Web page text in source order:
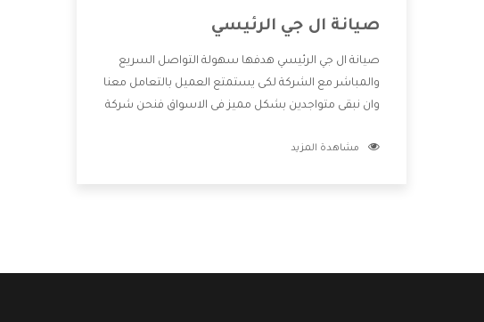
صيانة ال جي الرئيسي
صيانة ال جي الرئيسي هدفها سهولة التواصل السريع
والمباشر مع الشركة لكى يستمتع العميل بالتعامل معنا
وان نبقى متواجدين بشكل مميز فى الاسواق فنحن شركة
بالخدمات التى تنفرد الشركة بها والتى تكون منها خدمة
مشاهدة المزيد